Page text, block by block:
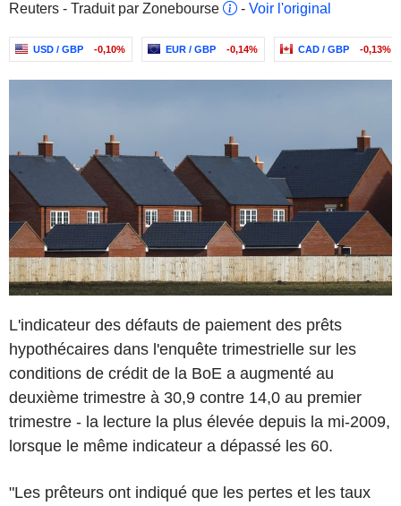
Reuters - Traduit par Zonebourse
- Voir l'original
USD / GBP -0,10% EUR / GBP -0,14% CAD / GBP -0,13%
L'indicateur des défauts de paiement des prêts
hypothécaires dans l'enquête trimestrielle sur les
conditions de crédit de la BoE a augmenté au
deuxième trimestre à 30,9 contre 14,0 au premier
trimestre - la lecture la plus élevée depuis la mi-2009,
lorsque le même indicateur a dépassé les 60.
"Les prêteurs ont indiqué que les pertes et les taux